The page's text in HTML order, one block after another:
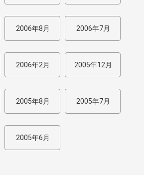
2006年8月 2006年7月
2006年2月 2005年12月
2005年8月 2005年7月
2005年6月